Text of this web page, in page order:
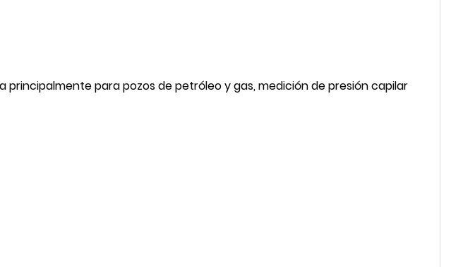
para pozos de petróleo y gas, medición de presión capilar